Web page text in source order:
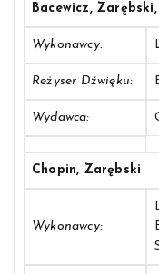
Bacewicz,
Wykonawcy:
Reżyser Dźwięku:
Wydawca:
Chopin, Zarębski
Wykonawcy: